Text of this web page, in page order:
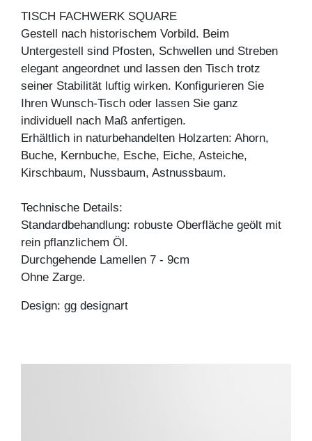
TISCH FACHWERK SQUARE
Gestell nach historischem Vorbild. Beim
Untergestell sind Pfosten, Schwellen und Streben
elegant angeordnet und lassen den Tisch trotz
seiner Stabilität luftig wirken. Konfigurieren Sie
Ihren Wunsch-Tisch oder lassen Sie ganz
individuell nach Maß anfertigen.
Erhältlich in naturbehandelten Holzarten: Ahorn,
Buche, Kernbuche, Esche, Eiche, Asteiche,
Kirschbaum, Nussbaum, Astnussbaum.
Technische Details:
Standardbehandlung: robuste Oberfläche geölt mit
rein pflanzlichem Öl.
Durchgehende Lamellen 7 - 9cm
Ohne Zarge.
Design: gg designart